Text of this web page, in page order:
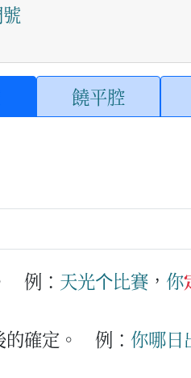
饒平腔
例： 天光个比賽 ， 你
確定。
例： 你哪日